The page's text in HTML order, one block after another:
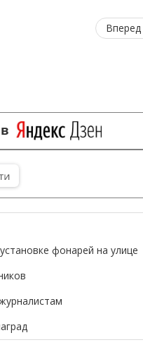
Вперед
фонарей на улице